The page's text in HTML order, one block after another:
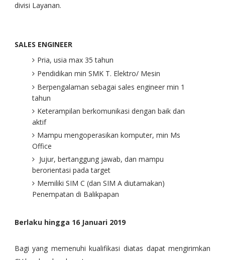
divisi Layanan.
SALES ENGINEER
Pria, usia max 35 tahun
Pendidikan min SMK T. Elektro/ Mesin
Berpengalaman sebagai sales engineer min 1
tahun
Keterampilan berkomunikasi dengan baik dan
aktif
Mampu mengoperasikan komputer, min Ms
Office
Jujur, bertanggung jawab, dan mampu
berorientasi pada target
Memiliki SIM C (dan SIM A diutamakan)
Penempatan di Balikpapan
Berlaku hingga 16 Januari 2019
Bagi yang memenuhi kualifikasi diatas dapat mengirimkan